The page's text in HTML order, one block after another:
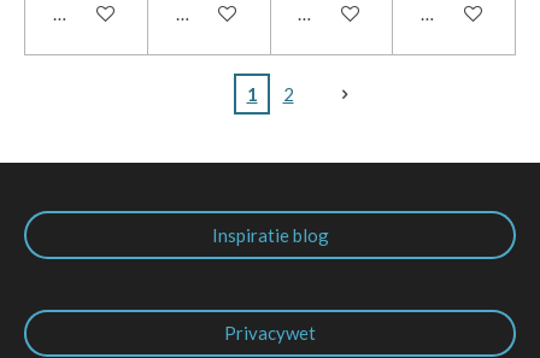
In winkelwagen In winkelwagenIn winkelwagenIn
1 2
Inspiratie blog
Privacywet